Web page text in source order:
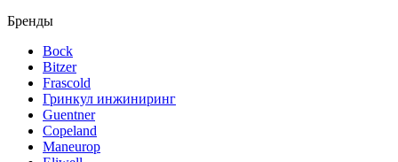
Бренды
Bock
Bitzer
Frascold
Гринкул инжиниринг
Guentner
Copeland
Maneurop